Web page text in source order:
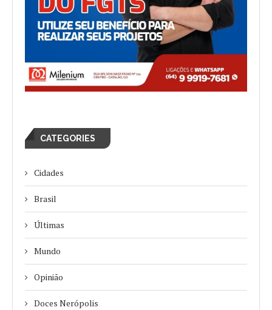
CATEGORIES
Cidades
Brasil
Últimas
Mundo
Opinião
Doces Nerópolis